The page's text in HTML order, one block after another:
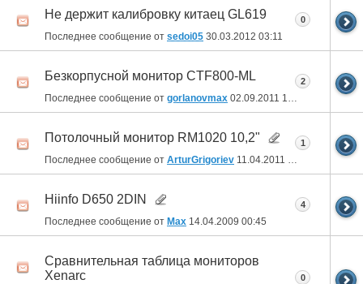
Не держит калибровку китаец GL619
Последнее сообщение от sedoi05 30.03.2012 03:11
0
Безкорпусной монитор CTF800-ML
Последнее сообщение от gorlanovmax 02.09.2011 10:50
2
Потолочный монитор RM1020 10,2"
Последнее сообщение от ArturGrigoriev 11.04.2011
1
Hiinfo D650 2DIN
Последнее сообщение от Max 14.04.2009 00:45
4
Сравнительная таблица мониторов
Xenarc
0